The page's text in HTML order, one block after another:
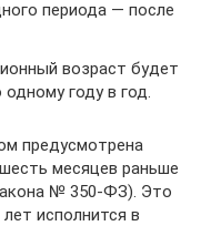
периода — после
возраст будет
году в год.
предусмотрена
месяцев раньше
№ 350-ФЗ). Это
исполнится в